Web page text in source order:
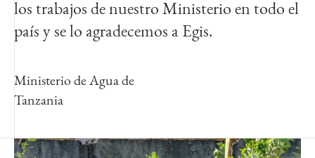
los trabajos de nuestro Ministerio en todo el
país y se lo agradecemos a Egis.
Ministerio de Agua de
Tanzania